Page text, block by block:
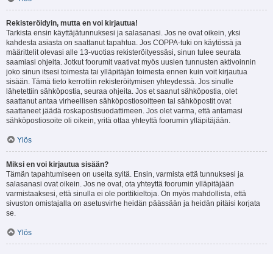
Rekisteröidyin, mutta en voi kirjautua!
Tarkista ensin käyttäjätunnuksesi ja salasanasi. Jos ne ovat oikein, yksi
kahdesta asiasta on saattanut tapahtua. Jos COPPA-tuki on käytössä ja
määrittelit olevasi alle 13-vuotias rekisteröityessäsi, sinun tulee seurata
saamiasi ohjeita. Jotkut foorumit vaativat myös uusien tunnusten aktivoinnin
joko sinun itsesi toimesta tai ylläpitäjän toimesta ennen kuin voit kirjautua
sisään. Tämä tieto kerrottiin rekisteröitymisen yhteydessä. Jos sinulle
lähetettiin sähköpostia, seuraa ohjeita. Jos et saanut sähköpostia, olet
saattanut antaa virheellisen sähköpostiosoitteen tai sähköpostit ovat
saattaneet jäädä roskapostisuodattimeen. Jos olet varma, että antamasi
sähköpostiosoite oli oikein, yritä ottaa yhteyttä foorumin ylläpitäjään.
Ylös
Miksi en voi kirjautua sisään?
Tämän tapahtumiseen on useita syitä. Ensin, varmista että tunnuksesi ja
salasanasi ovat oikein. Jos ne ovat, ota yhteyttä foorumin ylläpitäjään
varmistaaksesi, että sinulla ei ole porttikieltoja. On myös mahdollista, että
sivuston omistajalla on asetusvirhe heidän päässään ja heidän pitäisi korjata
se.
Ylös